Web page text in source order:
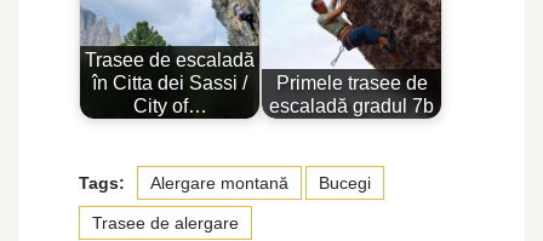
Trasee de escaladă
în Citta dei Sassi /
City of…
Primele trasee de
escaladă gradul 7b
Tags: Alergare montană Bucegi
Trasee de alergare